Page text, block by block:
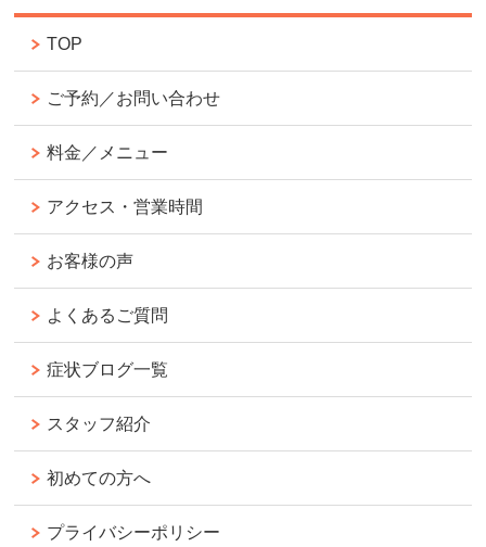
TOP
ご予約／お問い合わせ
料金／メニュー
アクセス・営業時間
お客様の声
よくあるご質問
症状ブログ一覧
スタッフ紹介
初めての方へ
プライバシーポリシー